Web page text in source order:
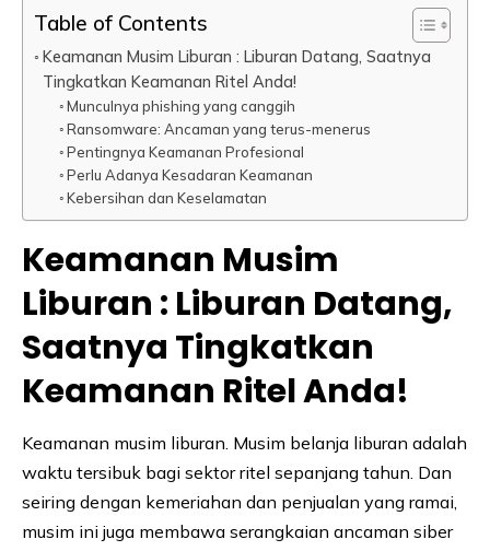
Table of Contents
Keamanan Musim Liburan : Liburan Datang, Saatnya
Tingkatkan Keamanan Ritel Anda!
Munculnya phishing yang canggih
Ransomware: Ancaman yang terus-menerus
Pentingnya Keamanan Profesional
Perlu Adanya Kesadaran Keamanan
Kebersihan dan Keselamatan
Keamanan Musim
Liburan : Liburan Datang,
Saatnya Tingkatkan
Keamanan Ritel Anda!
Keamanan musim liburan. Musim belanja liburan adalah
waktu tersibuk bagi sektor ritel sepanjang tahun. Dan
seiring dengan kemeriahan dan penjualan yang ramai,
musim ini juga membawa serangkaian ancaman siber